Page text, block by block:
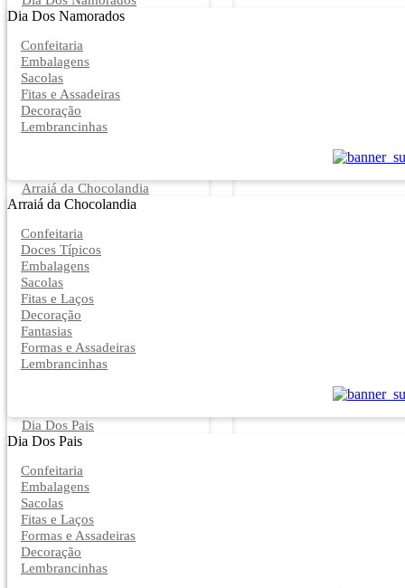
Dia Dos Namorados
Confeitaria
Embalagens
Sacolas
Fitas e Assadeiras
Decoração
Lembrancinhas
Arraiá da Chocolandia
Arraiá da Chocolandia
Confeitaria
Doces Típicos
Embalagens
Sacolas
Fitas e Laços
Decoração
Fantasias
Formas e Assadeiras
Lembrancinhas
Dia Dos Pais
Dia Dos Pais
Confeitaria
Embalagens
Sacolas
Fitas e Laços
Formas e Assadeiras
Decoração
Lembrancinhas